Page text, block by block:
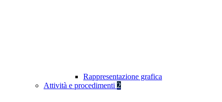
Rappresentazione grafica
Attività e procedimenti 2